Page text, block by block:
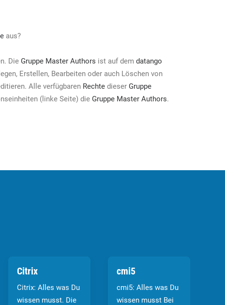
aus?
Die Gruppe Master Authors ist auf dem datango
Erstellen, Bearbeiten oder auch Löschen von
Alle verfügbaren Rechte dieser Gruppe
(linke Seite) die Gruppe Master Authors.
Citrix
Citrix: Alles was Du
wissen musst. Die
cmi5
cmi5: Alles was Du
wissen musst Bei